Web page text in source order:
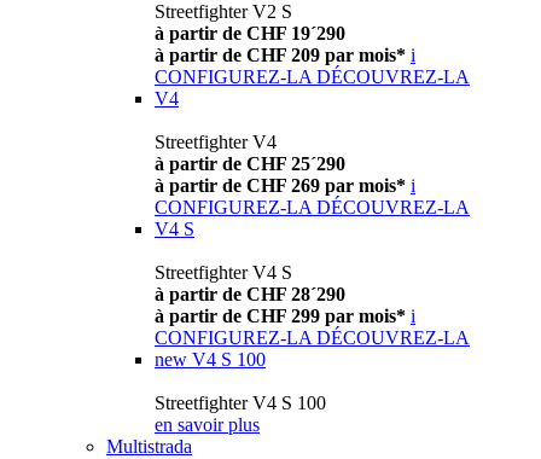
Streetfighter V2 S
à partir de CHF 19´290
à partir de CHF 209 par mois* i
CONFIGUREZ-LA DÉCOUVREZ-LA
V4
Streetfighter V4
à partir de CHF 25´290
à partir de CHF 269 par mois* i
CONFIGUREZ-LA DÉCOUVREZ-LA
V4 S
Streetfighter V4 S
à partir de CHF 28´290
à partir de CHF 299 par mois* i
CONFIGUREZ-LA DÉCOUVREZ-LA
new V4 S 100
Streetfighter V4 S 100
en savoir plus
Multistrada